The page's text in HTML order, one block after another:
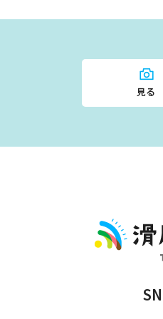
見る